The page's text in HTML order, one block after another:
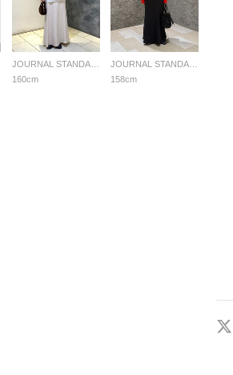
JOURNAL STANDARD LADYS
160cm
JOURNAL STANDARD LADYS
158cm